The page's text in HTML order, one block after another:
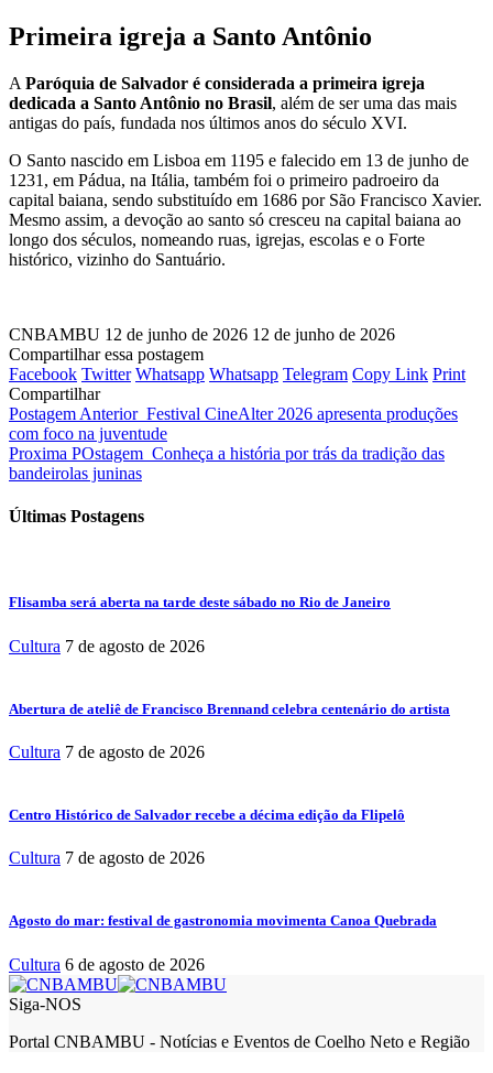
Primeira igreja a Santo Antônio
A Paróquia de Salvador é considerada a primeira igreja
dedicada a Santo Antônio no Brasil, além de ser uma das mais
antigas do país, fundada nos últimos anos do século XVI.
O Santo nascido em Lisboa em 1195 e falecido em 13 de junho de
1231, em Pádua, na Itália, também foi o primeiro padroeiro da
capital baiana, sendo substituído em 1686 por São Francisco Xavier.
Mesmo assim, a devoção ao santo só cresceu na capital baiana ao
longo dos séculos, nomeando ruas, igrejas, escolas e o Forte
histórico, vizinho do Santuário.
CNBAMBU 12 de junho de 2026 12 de junho de 2026
Compartilhar essa postagem
Facebook Twitter Whatsapp Whatsapp Telegram Copy Link Print
Compartilhar
Postagem Anterior Festival CineAlter 2026 apresenta produções
com foco na juventude
Proxima POstagem Conheça a história por trás da tradição das
bandeirolas juninas
Últimas Postagens
Flisamba será aberta na tarde deste sábado no Rio de Janeiro
Cultura 7 de agosto de 2026
Abertura de ateliê de Francisco Brennand celebra centenário do artista
Cultura 7 de agosto de 2026
Centro Histórico de Salvador recebe a décima edição da Flipelô
Cultura 7 de agosto de 2026
Agosto do mar: festival de gastronomia movimenta Canoa Quebrada
Cultura 6 de agosto de 2026
Siga-NOS
Portal CNBAMBU - Notícias e Eventos de Coelho Neto e Região